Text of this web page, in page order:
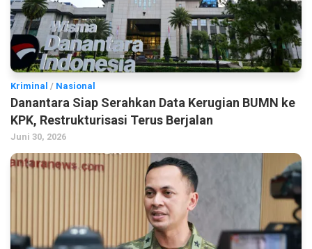
Kriminal / Nasional
Danantara Siap Serahkan Data Kerugian BUMN ke
KPK, Restrukturisasi Terus Berjalan
Juni 30, 2026